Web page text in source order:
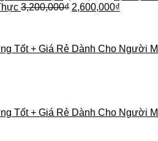
3,200,000₫ 2,600,000₫
Tốt + Giá Rẻ Dành Cho Người
Tốt + Giá Rẻ Dành Cho Người